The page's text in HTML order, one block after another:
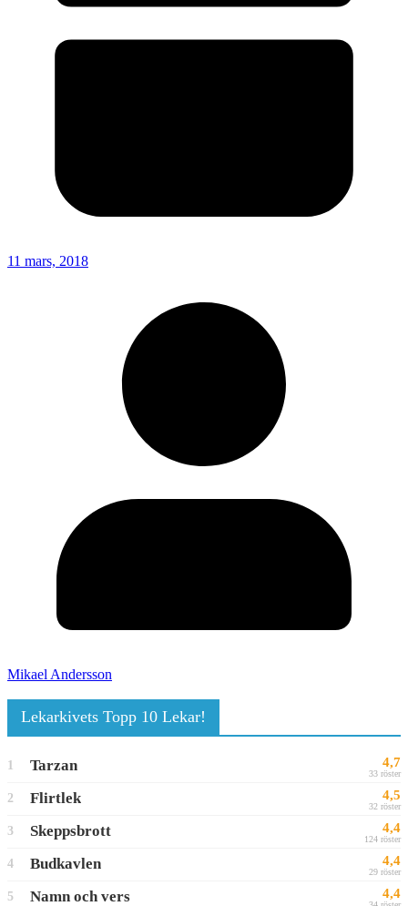
11 mars, 2018
Mikael Andersson
Lekarkivets Topp 10 Lekar!
1 Tarzan 4,7
33 röster
2 Flirtlek 4,5
32 röster
3 Skeppsbrott 4,4
124 röster
4 Budkavlen 4,4
29 röster
5 Namn och vers 4,4